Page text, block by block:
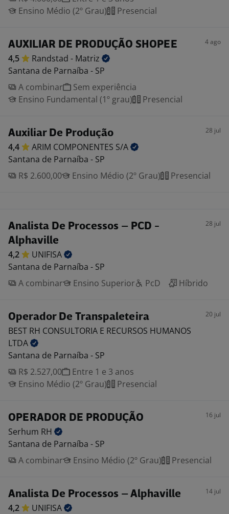
Ensino Médio (2º Grau)
Presencial
AUXILIAR DE PRODUÇÃO SHOPEE 4 ago
4,5 Randstad - Matriz
Santana de Parnaíba - SP
A combinar
Sem experiência
Ensino Fundamental (1º grau)
Presencial
Auxiliar De Produção 28 jul
4,4 ARIM COMPONENTES S/A
Santana de Parnaíba - SP
R$ 2.600,00
Ensino Médio (2º Grau) Presencial
Analista De Processos – PCD -
Alphaville
28 jul
4,2
UNIFISA
Santana de Parnaíba - SP
A combinar
Ensino Superior PcD Híbrido
Operador De Transpaleteira 20 jul
BEST RH CONSULTORIA E RECURSOS HUMANOS
LTDA
Santana de Parnaíba - SP
R$ 2.527,00
Entre 1 e 3 anos
Ensino Médio (2º Grau)
Presencial
OPERADOR DE PRODUÇÃO 16 jul
Serhum RH
Santana de Parnaíba - SP
A combinar
Ensino Médio (2º Grau) Presencial
Analista De Processos – Alphaville 14 jul
4,2
UNIFISA